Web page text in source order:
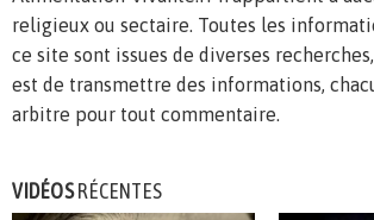
religieux ou sectaire. Toutes les
ce site sont issues de diverses
est de transmettre des informations,
arbitre pour tout commentaire.
VIDÉOSRÉCENTES